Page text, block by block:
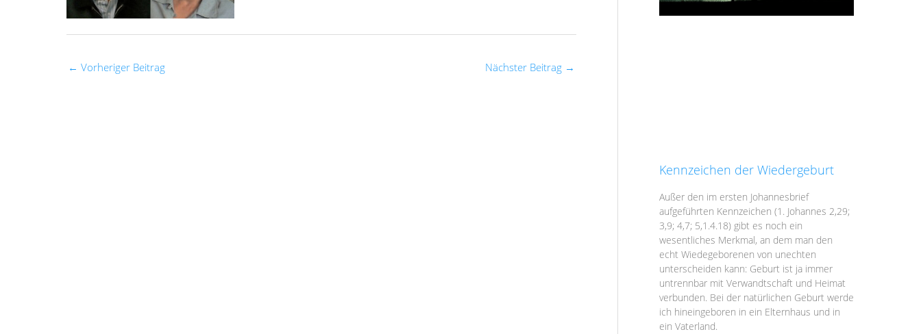
← Vorheriger Beitrag Nächster Beitrag →
Kennzeichen der Wiedergeburt
Außer den im ersten Johannesbrief
aufgeführten Kennzeichen (1. Johannes 2,29;
3,9; 4,7; 5,1.4.18) gibt es noch ein
wesentliches Merkmal, an dem man den
echt Wiedegeborenen von unechten
unterscheiden kann: Geburt ist ja immer
untrennbar mit Verwandtschaft und Heimat
verbunden. Bei der natürlichen Geburt werde
ich hineingeboren in ein Elternhaus und in
ein Vaterland.